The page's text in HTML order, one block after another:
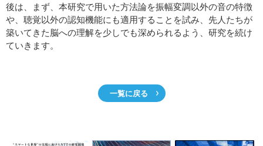
後は、まず、本研究で用いた方法論を振幅変調以外の音の特徴
や、聴覚以外の認知機能にも適用することを試み、先人たちが
築いてきた脳への理解を少しでも深められるよう、研究を続け
ていきます。
一覧に戻る